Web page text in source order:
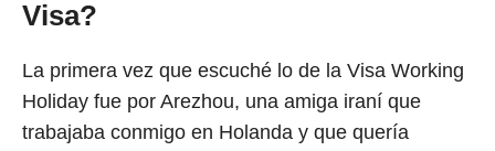
Visa?
La primera vez que escuché lo de la Visa Working
Holiday fue por Arezhou, una amiga iraní que
trabajaba conmigo en Holanda y que quería